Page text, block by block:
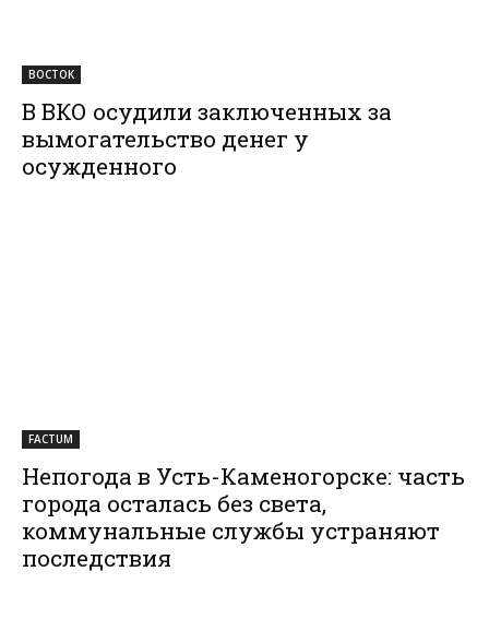
ВОСТОК
В ВКО осудили заключенных за
вымогательство денег у
осужденного
FACTUM
Непогода в Усть-Каменогорске: часть
города осталась без света,
коммунальные службы устраняют
последствия